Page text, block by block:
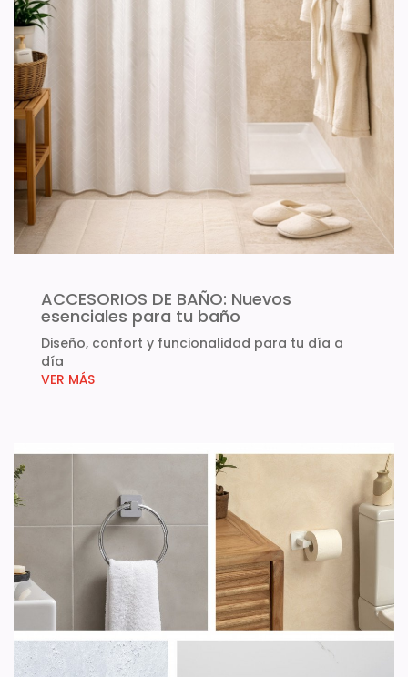
ACCESORIOS DE BAÑO: Nuevos
esenciales para tu baño
Diseño, confort y funcionalidad para tu día a
día
VER MÁS